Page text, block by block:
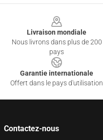
Livraison mondiale
Nous livrons dans plus de 200
pays
Garantie internationale
Offert dans le pays d'utilisation
Contactez-nous